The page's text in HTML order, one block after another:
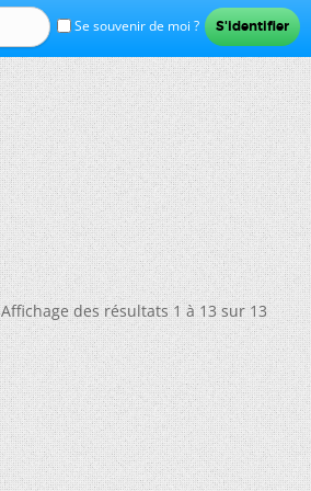
Se souvenir de moi ?
Affichage des résultats 1 à 13 sur 13